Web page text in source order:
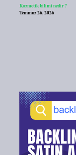
Kozmetik bilimi nedir ?
Temmuz 26, 2026